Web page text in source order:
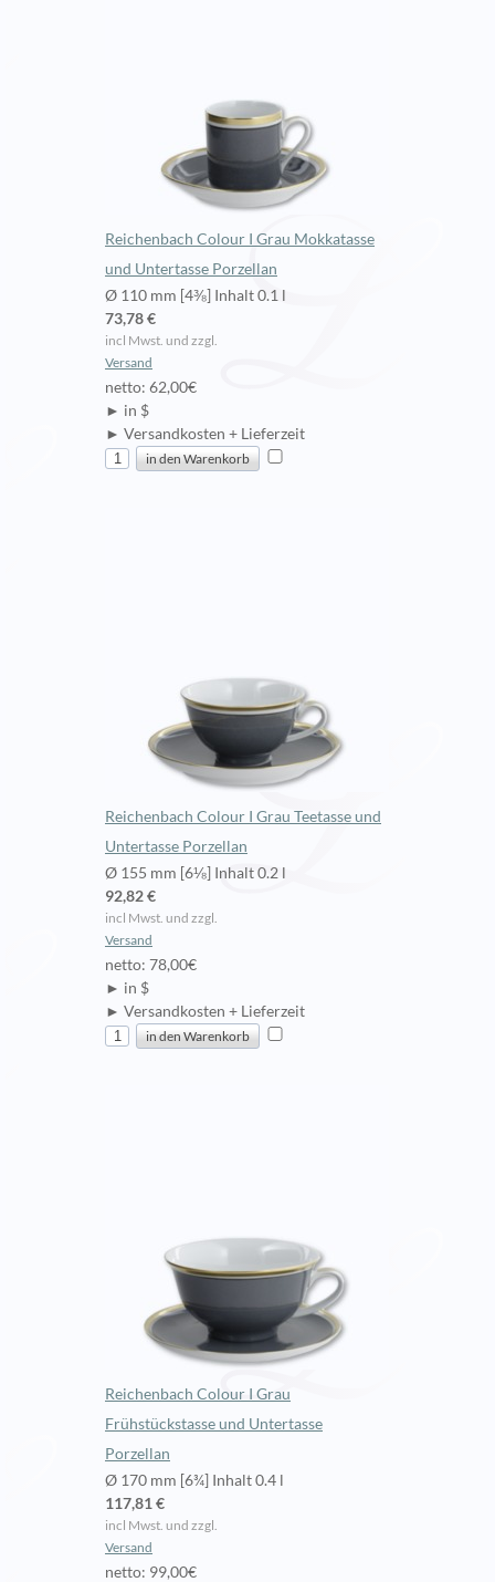
Reichenbach Colour I Grau Mokkatasse
und Untertasse Porzellan
Ø 110 mm [4⅜] Inhalt 0.1 l
73,78 €
incl Mwst. und zzgl.
Versand
netto: 62,00€
► in $
► Versandkosten + Lieferzeit
Reichenbach Colour I Grau Teetasse und
Untertasse Porzellan
Ø 155 mm [6⅛] Inhalt 0.2 l
92,82 €
incl Mwst. und zzgl.
Versand
netto: 78,00€
► in $
► Versandkosten + Lieferzeit
Reichenbach Colour I Grau
Frühstückstasse und Untertasse
Porzellan
Ø 170 mm [6¾] Inhalt 0.4 l
117,81 €
incl Mwst. und zzgl.
Versand
netto: 99,00€